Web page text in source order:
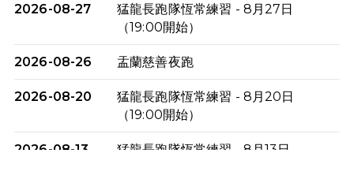
2026-08-27
猛龍長跑隊恆常練習 - 8月27日
（19:00開始）
2026-08-26 盂蘭慈善夜跑
2026-08-20
猛龍長跑隊恆常練習 - 8月20日
（19:00開始）
2026-08-13
猛龍長跑隊恆常練習 - 8月13日